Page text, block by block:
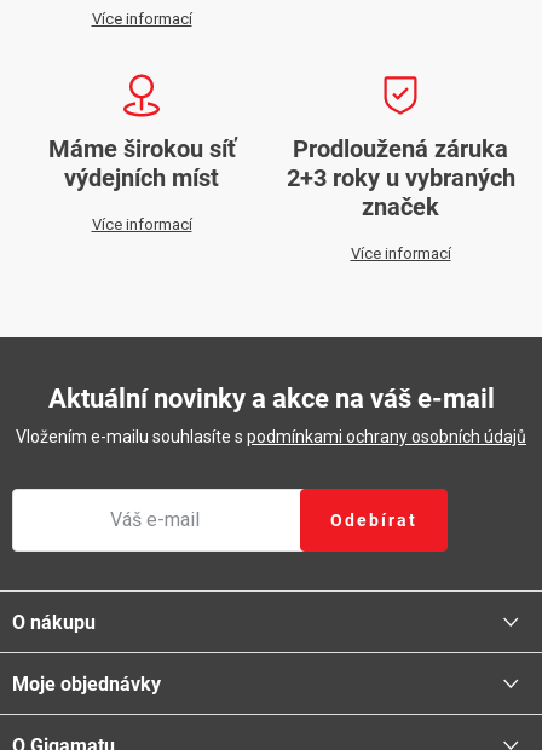
Více informací
Máme širokou síť
výdejních míst
Více informací
Prodloužená záruka
2+3 roky u vybraných
značek
Více informací
Aktuální novinky a akce na váš e-mail
Vložením e-mailu souhlasíte s podmínkami ochrany osobních údajů
Odebírat
á
p
a
O nákupu
Proč nakupovat u nás
Moje objednávky